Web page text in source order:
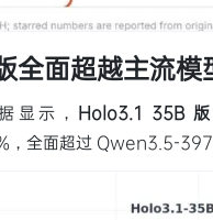
全面超越主流模
显示， Holo3.1 35B
全面超过 Qwen3.5-